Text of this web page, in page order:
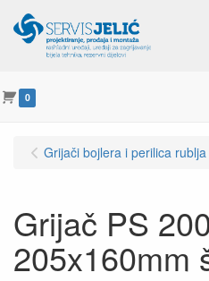
0
Grijači bojlera i perilica rublja
Grijač PS
205x160mm